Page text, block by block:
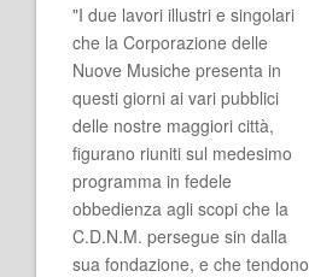
"I due lavori illustri e singolari
che la Corporazione delle
Nuove Musiche presenta in
questi giorni ai vari pubblici
delle nostre maggiori città,
figurano riuniti sul medesimo
programma in fedele
obbedienza agli scopi che la
C.D.N.M. persegue sin dalla
sua fondazione, e che tendono